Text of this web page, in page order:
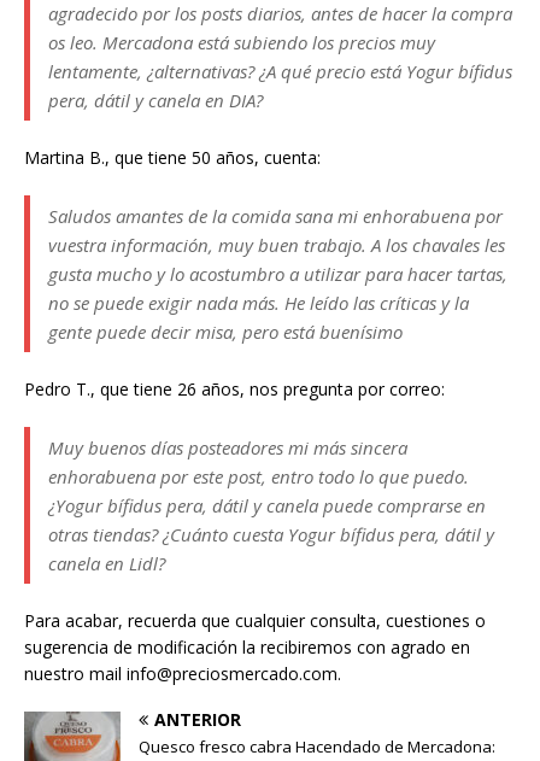
agradecido por los posts diarios, antes de hacer la compra
os leo. Mercadona está subiendo los precios muy
lentamente, ¿alternativas? ¿A qué precio está Yogur bífidus
pera, dátil y canela en DIA?
Martina B., que tiene 50 años, cuenta:
Saludos amantes de la comida sana mi enhorabuena por
vuestra información, muy buen trabajo. A los chavales les
gusta mucho y lo acostumbro a utilizar para hacer tartas,
no se puede exigir nada más. He leído las críticas y la
gente puede decir misa, pero está buenísimo
Pedro T., que tiene 26 años, nos pregunta por correo:
Muy buenos días posteadores mi más sincera
enhorabuena por este post, entro todo lo que puedo.
¿Yogur bífidus pera, dátil y canela puede comprarse en
otras tiendas? ¿Cuánto cuesta Yogur bífidus pera, dátil y
canela en Lidl?
Para acabar, recuerda que cualquier consulta, cuestiones o
sugerencia de modificación la recibiremos con agrado en
nuestro mail info@preciosmercado.com.
ANTERIOR
Quesco fresco cabra Hacendado de Mercadona: